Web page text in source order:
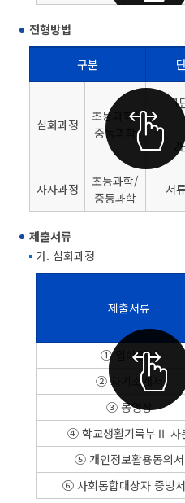
전형방법
초중생을 위한
구분
심화과정
초등과학/
중등과학
1
사사과정
초등과학/
중등과학
서
제출서류
가. 심화과정
초중생을 위한 영재교육 심화과정
[홈페이지, 우편제출],
제출서류
① 입학원서
② 자기소개서
③ 동영상
④ 학교생활기록부Ⅱ 사
⑤ 개인정보활용동의서
⑥ 사회통합대상자 증빙